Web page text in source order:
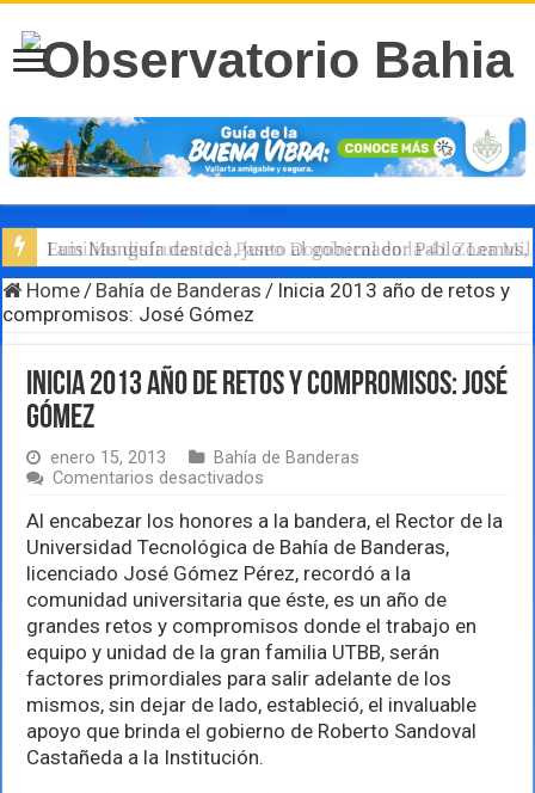
Familias disfrutan del Paseo Dominical en la 41 Zona
Luis Munguía destaca, junto al gobernador Pablo
Home / Bahía de Banderas / Inicia 2013 año de retos y
compromisos: José Gómez
Inicia 2013 año de retos y compromisos: José
Gómez
enero 15, 2013
Bahía de Banderas
Comentarios desactivados
2013
año
de
retos
y
compromisos:
José
Gómez
Al encabezar los honores a la bandera, el Rector de la
Universidad Tecnológica de Bahía de Banderas,
licenciado José Gómez Pérez, recordó a la
comunidad universitaria que éste, es un año de
grandes retos y compromisos donde el trabajo en
equipo y unidad de la gran familia UTBB, serán
factores primordiales para salir adelante de los
mismos, sin dejar de lado, estableció, el invaluable
apoyo que brinda el gobierno de Roberto Sandoval
Castañeda a la Institución.